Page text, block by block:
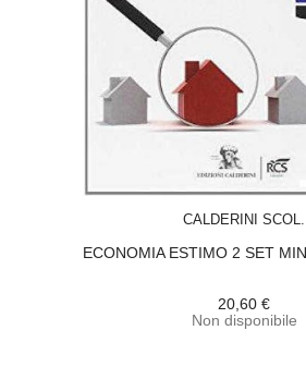
CALDERINI SCOL.
ECONOMIA ESTIMO 2 SET
20,60 €
Non disponibile